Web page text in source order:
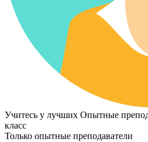
Учитесь у лучших Опытные
класс
Только опытные преподаватели